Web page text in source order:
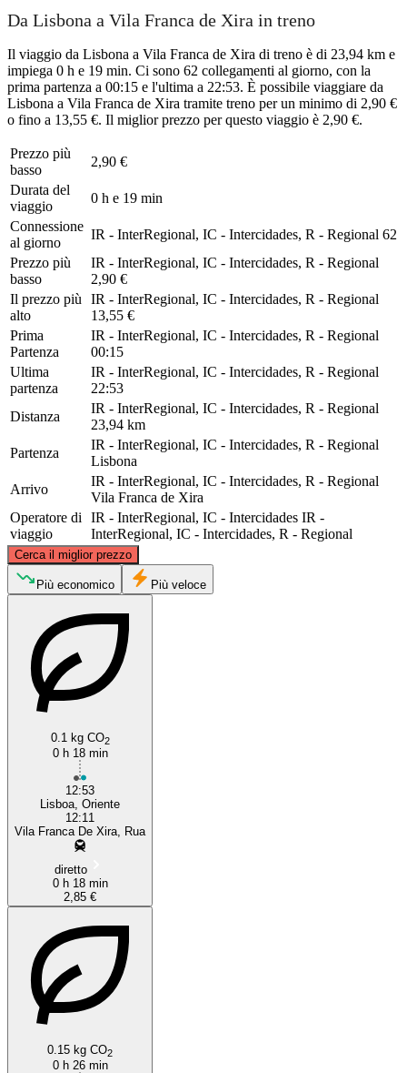
Da Lisbona a Vila Franca de Xira in treno
Il viaggio da Lisbona a Vila Franca de Xira di treno è di 23,94 km e
impiega 0 h e 19 min. Ci sono 62 collegamenti al giorno, con la
prima partenza a 00:15 e l'ultima a 22:53. È possibile viaggiare da
Lisbona a Vila Franca de Xira tramite treno per un minimo di 2,90 €
o fino a 13,55 €. Il miglior prezzo per questo viaggio è 2,90 €.
Prezzo più
basso
2,90 €
Durata del
viaggio
0 h e 19 min
Connessione
al giorno
IR - InterRegional, IC - Intercidades, R - Regional 62
Prezzo più
basso
IR - InterRegional, IC - Intercidades, R - Regional
2,90 €
Il prezzo più
alto
IR - InterRegional, IC - Intercidades, R - Regional
13,55 €
Prima
Partenza
IR - InterRegional, IC - Intercidades, R - Regional
00:15
Ultima
partenza
IR - InterRegional, IC - Intercidades, R - Regional
22:53
Distanza
IR - InterRegional, IC - Intercidades, R - Regional
23,94 km
Partenza
IR - InterRegional, IC - Intercidades, R - Regional
Lisbona
Arrivo
IR - InterRegional, IC - Intercidades, R - Regional
Vila Franca de Xira
Operatore di
viaggio
IR - InterRegional, IC - Intercidades IR -
InterRegional, IC - Intercidades, R - Regional
Cerca il miglior prezzo
©CARTO, ©OpenStreetMapcontributors
Più economico Più veloce
0.1 kg CO2
0 h 18 min
12:53
Lisboa, Oriente
12:11
Vila Franca De Xira, Rua
diretto
0 h 18 min
2,85 €
0.15 kg CO2
0 h 26 min